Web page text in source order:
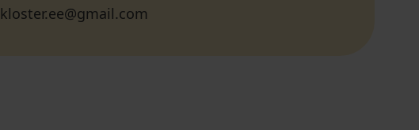
kloster.ee@gmail.com